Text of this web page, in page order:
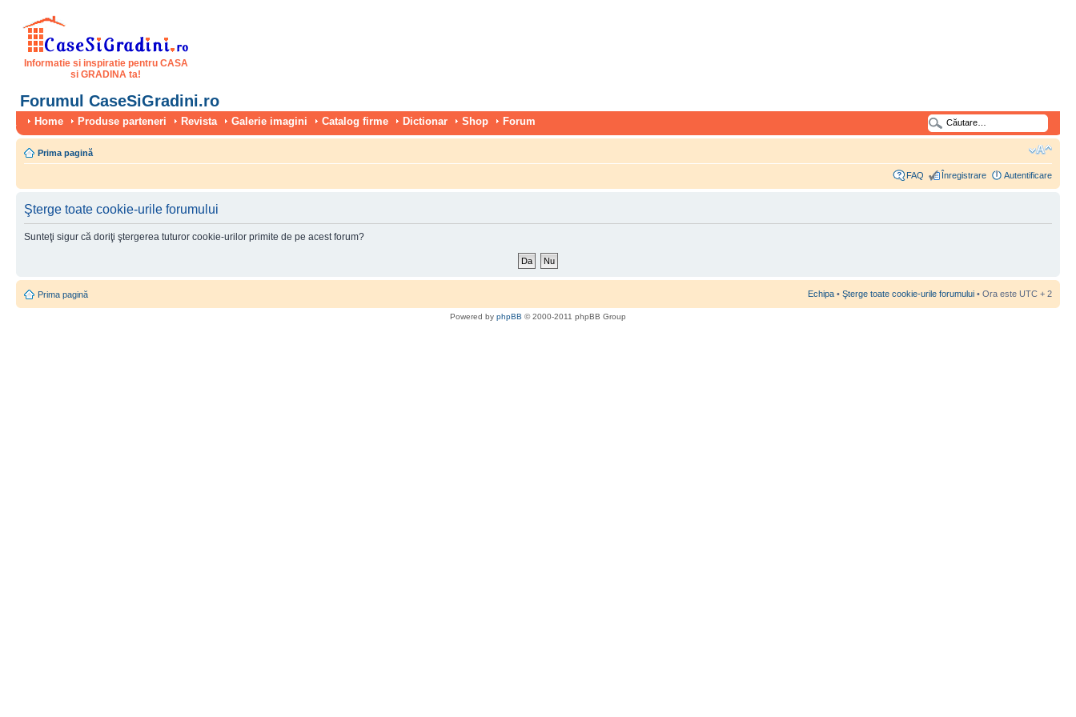
Informatie si inspiratie pentru CASA
si GRADINA ta!
Forumul CaseSiGradini.ro
Home Produse parteneri Revista Galerie imagini Catalog firme Dictionar Shop Forum
Prima pagină
FAQ Înregistrare Autentificare
Şterge toate cookie-urile forumului
Sunteţi sigur că doriţi ştergerea tuturor cookie-urilor primite de pe acest forum?
Prima pagină Echipa • Şterge toate cookie-urile forumului • Ora este UTC + 2
Powered by phpBB © 2000-2011 phpBB Group